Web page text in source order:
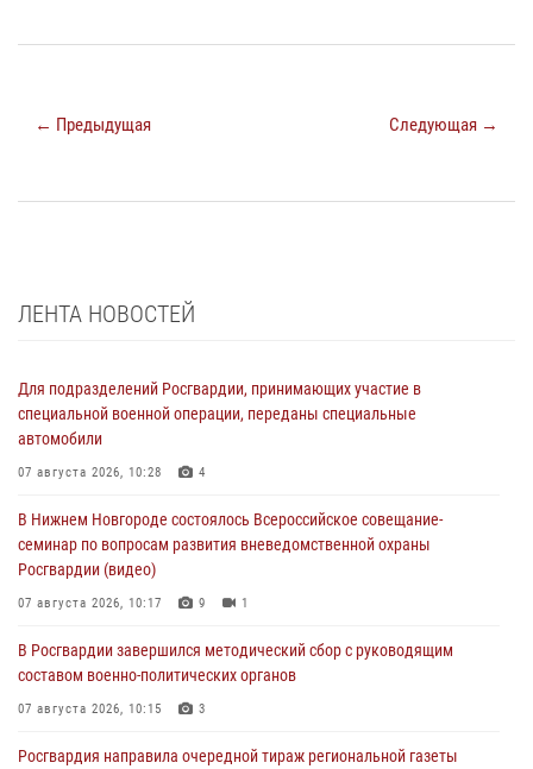
← Предыдущая Следующая →
ЛЕНТА НОВОСТЕЙ
Для подразделений Росгвардии, принимающих участие в
специальной военной операции, переданы специальные
автомобили
07 августа 2026, 10:28 4
В Нижнем Новгороде состоялось Всероссийское совещание-
семинар по вопросам развития вневедомственной охраны
Росгвардии (видео)
07 августа 2026, 10:17 9 1
В Росгвардии завершился методический сбор с руководящим
составом военно-политических органов
07 августа 2026, 10:15 3
Росгвардия направила очередной тираж региональной газеты